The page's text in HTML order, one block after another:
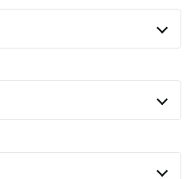
+293,22 €
+33,21 €